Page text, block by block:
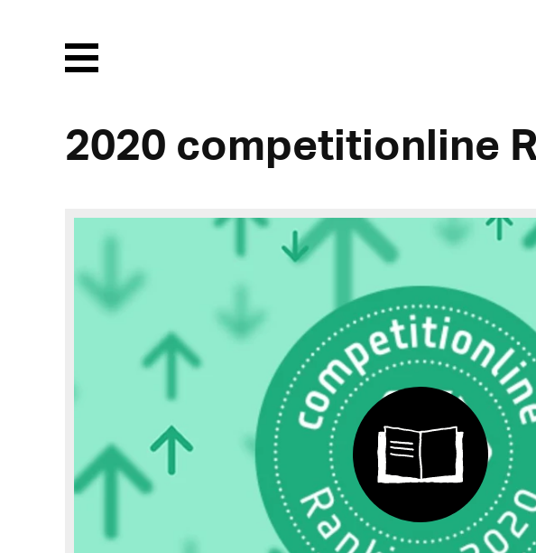
Menu
2020 competitionline